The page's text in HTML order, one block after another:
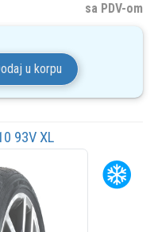
sa PDV-om
u korpu
93V XL